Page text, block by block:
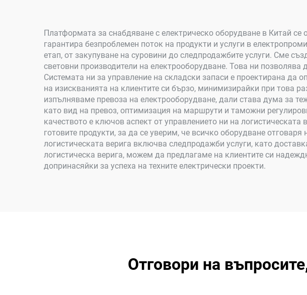
Платформата за снабдяване с електрическо оборудване в Китай се
гарантира безпроблемен поток на продукти и услуги в
етап, от закупуване на суровини до следпродажбите услуги. Сме
световни производители на електрооборудване. Това ни
Системата ни за управление на складски запаси е проектирана
на изискванията на клиентите си бързо, минимизирайки при това
изпълняваме превоза на електрооборудване, дали става дума за
като вид на превоз, оптимизация на маршрути и таможни
качеството е ключов аспект от управлението ни на
готовите продукти, за да се уверим, че всичко оборудване
логистическата верига включва следпродажби услуги, като
логистическа верига, можем да предлагаме на клиентите си
допринасяйки за успеха на техните електрически проекти.
Отговори на